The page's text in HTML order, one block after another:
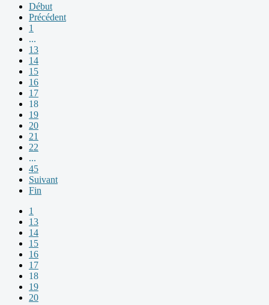
Début
Précédent
1
...
13
14
15
16
17
18
19
20
21
22
...
45
Suivant
Fin
1
13
14
15
16
17
18
19
20